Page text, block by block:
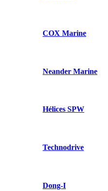
COX Marine
Neander Marine
Hélices SPW
Technodrive
Dong-I